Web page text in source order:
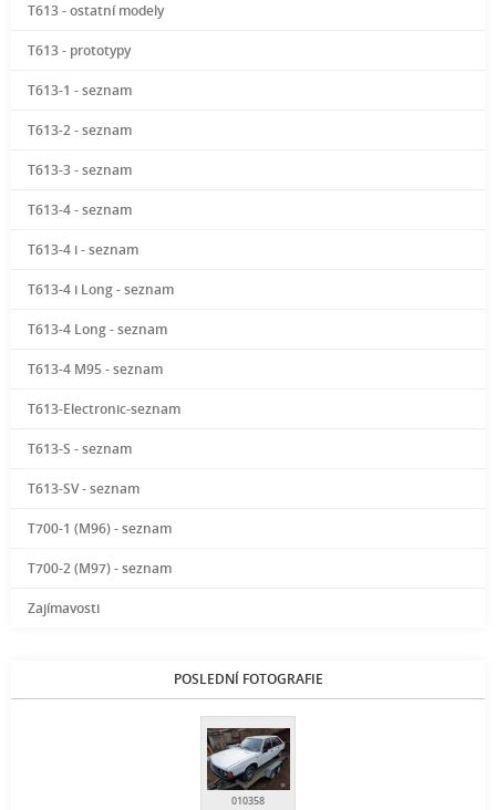
T613 - ostatní modely
T613 - prototypy
T613-1 - seznam
T613-2 - seznam
T613-3 - seznam
T613-4 - seznam
T613-4 i - seznam
T613-4 i Long - seznam
T613-4 Long - seznam
T613-4 M95 - seznam
T613-Electronic-seznam
T613-S - seznam
T613-SV - seznam
T700-1 (M96) - seznam
T700-2 (M97) - seznam
Zajímavosti
POSLEDNÍ FOTOGRAFIE
010358